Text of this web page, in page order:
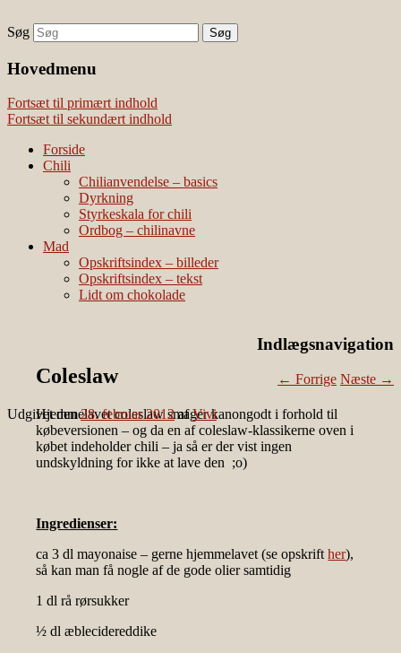
Наши партнеры
лучшие займы
Vivis chili
chili – dyrkning og mad
Søg
Hovedmenu
Fortsæt til primært indhold
Fortsæt til sekundært indhold
Forside
Chili
Chilianvendelse – basics
Dyrkning
Styrkeskala for chili
Ordbog – chilinavne
Mad
Opskriftsindex – billeder
Opskriftsindex – tekst
Lidt om chokolade
Indlægsnavigation
← Forrige Næste →
Coleslaw
Udgivet den28. februar 2012 afVivi
Hjemmelavet coleslaw smager kanongodt i forhold til
købeversionen – og da en af coleslaw-klassikerne oven i
købet indeholder chili – ja så er der vist ingen
undskyldning for ikke at lave den ;o)
Ingredienser:
ca 3 dl mayonaise – gerne hjemmelavet (se opskrifther),
så kan man få nogle af de gode olier samtidig
1 dl rå rørsukker
½ dl æblecidereddike